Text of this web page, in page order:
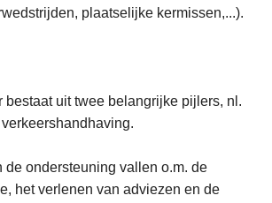
plaatselijke kermissen,...).
bestaat uit twee belangrijke pijlers, nl.
de ondersteuning vallen o.m. de
het verlenen van adviezen en de